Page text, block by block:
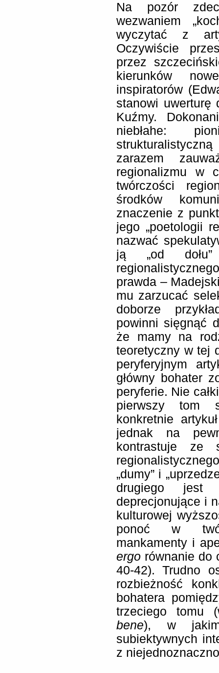
Na pozór
wezwaniem
wyczytać z
Oczywiście
przez
kierunków
inspiratorów
stanowi uwerturę
Kuźmy.
niebłahe:
zarazem
regionalizmu w
twórczości
środków
znaczenie z
jego „poetologii
nazwać
ją „od dołu”
prawda –
mu zarzucać
doborze
powinni sięgnąć
że mamy na
teoretyczny w tej
peryferyjnym
główny bohater
peryferie. Nie
pierwszy tom
konkretnie
jednak na
kontrastuje ze
„dumy” i
drugiego jest
deprecjonujące i
kulturowej
ponoć w
mankamenty i
ergo równanie do
40-42). Trudno
rozbieżność
bohatera
trzeciego tomu
bene), w
subiektywnych
z